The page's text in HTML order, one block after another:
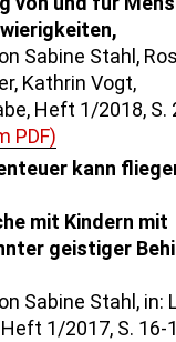
Sabine Stahl,
Kathrin Vogt,
Heft 1/2018, S.
PDF)
kann
mit Kindern mit
geistiger
Sabine Stahl, in:
1/2017, S. 16-